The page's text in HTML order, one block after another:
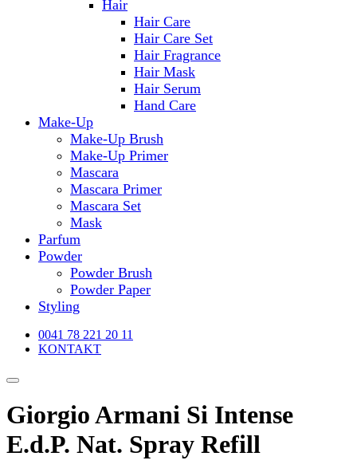
Hair
Hair Care
Hair Care Set
Hair Fragrance
Hair Mask
Hair Serum
Hand Care
Make-Up
Make-Up Brush
Make-Up Primer
Mascara
Mascara Primer
Mascara Set
Mask
Parfum
Powder
Powder Brush
Powder Paper
Styling
0041 78 221 20 11
KONTAKT
Giorgio Armani Si Intense
E.d.P. Nat. Spray Refill